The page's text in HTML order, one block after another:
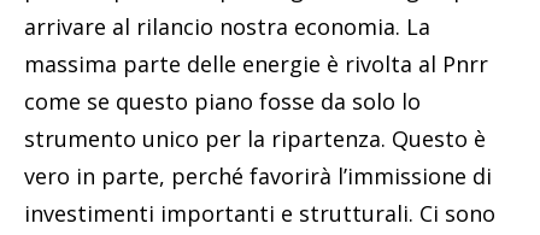
arrivare al rilancio nostra economia. La
massima parte delle energie è rivolta al Pnrr
come se questo piano fosse da solo lo
strumento unico per la ripartenza. Questo è
vero in parte, perché favorirà l’immissione di
investimenti importanti e strutturali. Ci sono